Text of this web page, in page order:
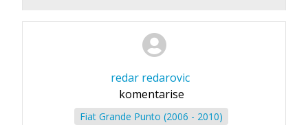
redar redarovic
komentarise
Fiat Grande Punto (2006 - 2010)